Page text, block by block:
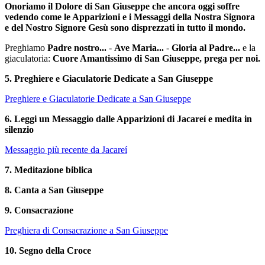
Onoriamo il Dolore di San Giuseppe che ancora oggi soffre
vedendo come le Apparizioni e i Messaggi della Nostra Signora
e del Nostro Signore Gesù sono disprezzati in tutto il mondo.
Preghiamo Padre nostro... - Ave Maria... - Gloria al Padre... e la
giaculatoria: Cuore Amantissimo di San Giuseppe, prega per noi.
5. Preghiere e Giaculatorie Dedicate a San Giuseppe
Preghiere e Giaculatorie Dedicate a San Giuseppe
6. Leggi un Messaggio dalle Apparizioni di Jacareí e medita in
silenzio
Messaggio più recente da Jacareí
7. Meditazione biblica
8. Canta a San Giuseppe
9. Consacrazione
Preghiera di Consacrazione a San Giuseppe
10. Segno della Croce